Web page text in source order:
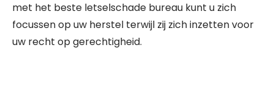
met het beste letselschade bureau kunt u zich
focussen op uw herstel terwijl zij zich inzetten voor
uw recht op gerechtigheid.